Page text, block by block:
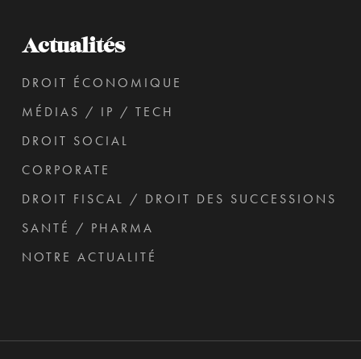
Actualités
DROIT ÉCONOMIQUE
MÉDIAS / IP / TECH
DROIT SOCIAL
CORPORATE
DROIT FISCAL / DROIT DES SUCCESSIONS
SANTÉ / PHARMA
NOTRE ACTUALITÉ